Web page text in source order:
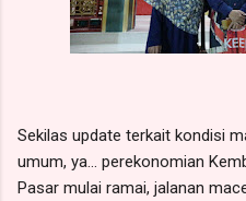
Sekilas update terkait kondisi
umum, ya... perekonomian
Pasar mulai ramai, jalanan